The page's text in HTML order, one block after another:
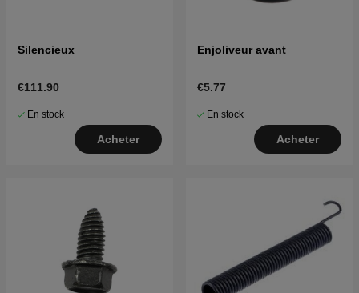
Silencieux
€111.90
En stock
Acheter
Enjoliveur avant
€5.77
En stock
Acheter